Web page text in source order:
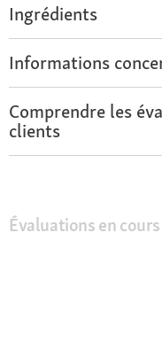
Ingrédients
Informations
Comprendre les
clients
Évaluations en